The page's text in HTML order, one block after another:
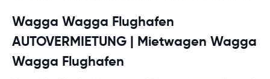
Wagga Wagga Flughafen
AUTOVERMIETUNG | Mietwagen Wagga
Wagga Flughafen